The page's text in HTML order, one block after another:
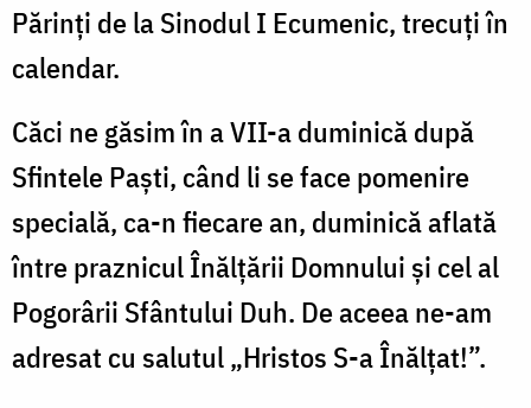
Părinţi de la Sinodul I Ecumenic, trecuţi în
calendar.
Căci ne găsim în a VII-a duminică după
Sfintele Paşti, când li se face pomenire
specială, ca-n fiecare an, duminică aflată
între praznicul Înălţării Domnului şi cel al
Pogorârii Sfântului Duh. De aceea ne-am
adresat cu salutul „Hristos S-a Înălţat!”.